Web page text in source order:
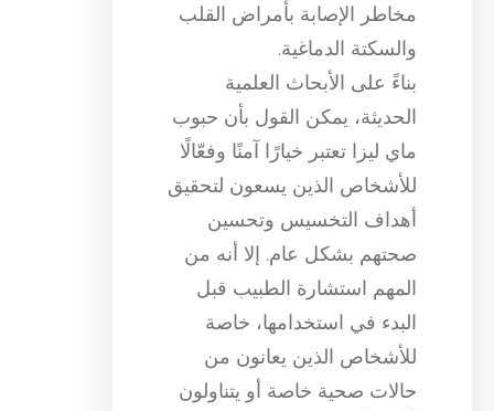
مخاطر الإصابة بأمراض القلب
والسكتة الدماغية.
بناءً على الأبحاث العلمية
الحديثة، يمكن القول بأن حبوب
ماي ليزا تعتبر خيارًا آمنًا وفعّالًا
للأشخاص الذين يسعون لتحقيق
أهداف التخسيس وتحسين
صحتهم بشكل عام. إلا أنه من
المهم استشارة الطبيب قبل
البدء في استخدامها، خاصة
للأشخاص الذين يعانون من
حالات صحية خاصة أو يتناولون